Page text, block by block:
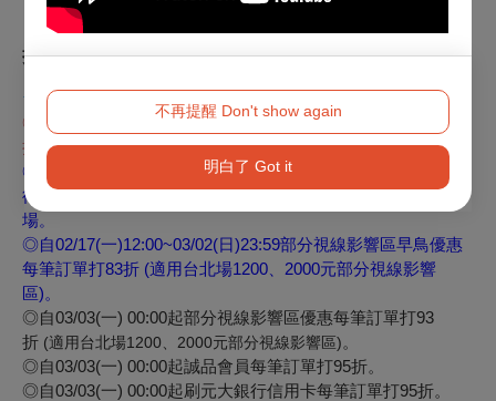
不再提醒 Don't show again
明白了 Got it
折扣方案
★下列優惠不含最低票價★ (身障票除外)
◎自02/17(一)12:00~03/02(日)23:59早鳥優惠每筆訂單打85
折。
◎
身心障礙人士及陪同者1名購票5折優
待，入場時應出示身心障礙手冊，陪同者與身障者需同時入
場。
◎自02/17(一)12:00~03/02(日)23:59部分視線影響區早鳥優惠
每筆訂單打83折 (適用台北場1200、2000元部分視線影響
區)。
◎自03/03(一) 00:00起部分視線影響區優惠每筆訂單打93
折 (適用台北場1200、2000元部分視線影響區)。
◎自03/03(一) 00:00起誠品會員每筆訂單打95折。
◎自03/03(一) 00:00起刷元大銀行信用卡每筆訂單打95折。